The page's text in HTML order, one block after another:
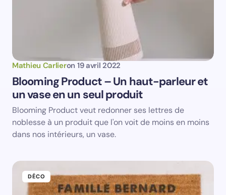
Votre adresse e-mail ne sera pas publiée.
champs obligatoires sont indiqués avec
Your Comment *
Email *
Mathieu Carlieron 19 avril 2022
Blooming Product – Un haut-parleur et
un vase en un seul produit
Blooming Product veut redonner ses lettres de
noblesse à un produit que l'on voit de moins en moins
dans nos intérieurs, un vase.
DÉCO